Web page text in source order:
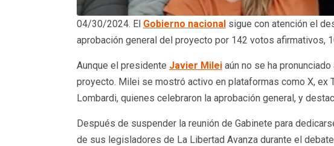
04/30/2024. El Gobierno nacionalsigue con atención el
aprobación general del proyecto por 142 votos afirmativos,
Aunque el presidente Javier Mileiaún no se ha
proyecto. Milei se mostró activo en plataformas como X, ex
Lombardi, quienes celebraron la aprobación general, y
Después de suspender la reunión de Gabinete para
de sus legisladores de La Libertad Avanza durante el